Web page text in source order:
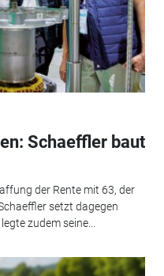
Schaeffler baut
der Rente mit 63, der
setzt dagegen
zudem seine...